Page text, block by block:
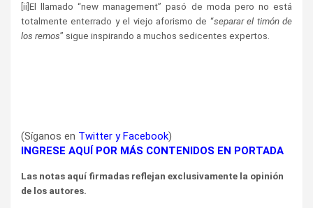
[ii] El llamado “new management” pasó de moda pero no está
totalmente enterrado y el viejo aforismo de “separar el timón de
los remos” sigue inspirando a muchos sedicentes expertos.
(Síganos en Twitter yFacebook)
INGRESE AQUÍ POR MÁS CONTENIDOS EN PORTADA
Las notas aquí firmadas reflejan exclusivamente la opinión
de los autores.